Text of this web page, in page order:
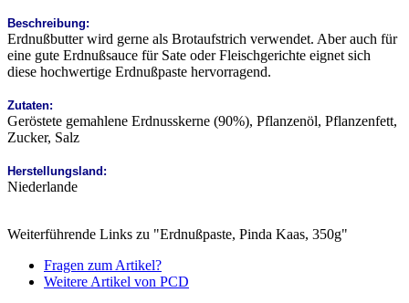
Beschreibung:
Erdnußbutter wird gerne als Brotaufstrich verwendet. Aber auch für
eine gute Erdnußsauce für Sate oder Fleischgerichte eignet sich
diese hochwertige Erdnußpaste hervorragend.
Zutaten:
Geröstete gemahlene Erdnusskerne (90%), Pflanzenöl, Pflanzenfett,
Zucker, Salz
Herstellungsland:
Niederlande
Weiterführende Links zu "Erdnußpaste, Pinda Kaas, 350g"
Fragen zum Artikel?
Weitere Artikel von PCD